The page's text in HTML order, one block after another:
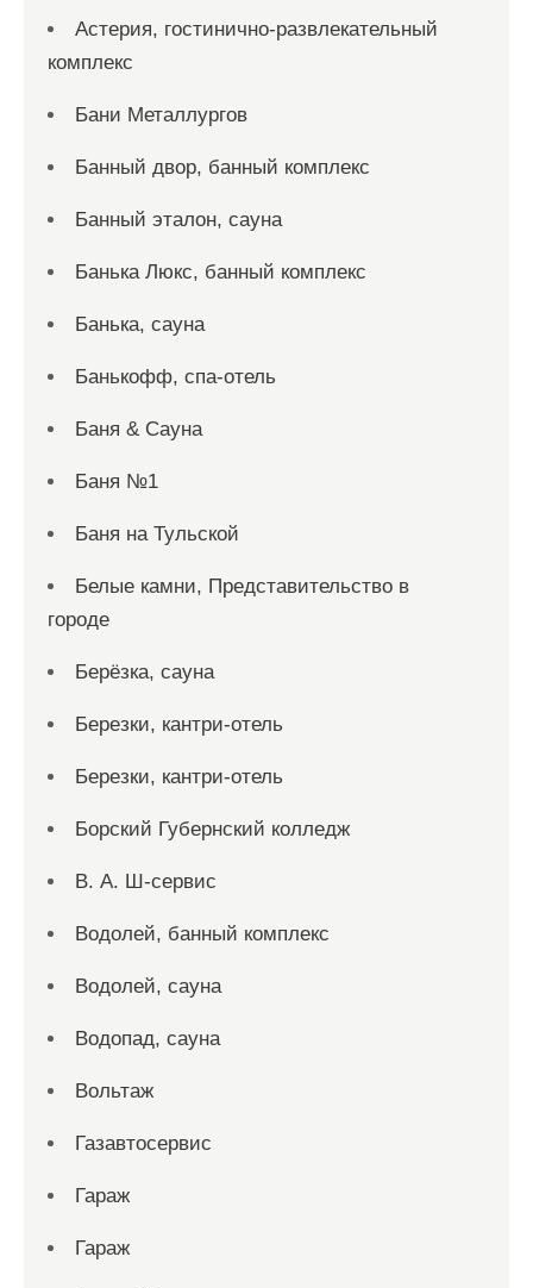
Астерия, гостинично-развлекательный
комплекс
Бани Металлургов
Банный двор, банный комплекс
Банный эталон, сауна
Банька Люкс, банный комплекс
Банька, сауна
Банькофф, спа-отель
Баня & Сауна
Баня №1
Баня на Тульской
Белые камни, Представительство в
городе
Берёзка, сауна
Березки, кантри-отель
Березки, кантри-отель
Борский Губернский колледж
В. А. Ш-сервис
Водолей, банный комплекс
Водолей, сауна
Водопад, сауна
Вольтаж
Газавтосервис
Гараж
Гараж